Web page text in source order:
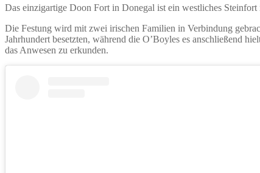
Das einzigartige Doon Fort in Donegal ist ein westliches
Die Festung wird mit zwei irischen Familien in Verbindung
Jahrhundert besetzten, während die O’Boyles es anschließend
das Anwesen zu erkunden.